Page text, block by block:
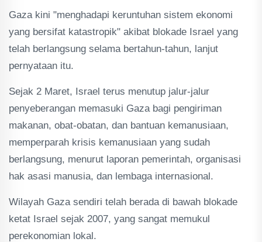
Gaza kini "menghadapi keruntuhan sistem ekonomi
yang bersifat katastropik" akibat blokade Israel yang
telah berlangsung selama bertahun-tahun, lanjut
pernyataan itu.
Sejak 2 Maret, Israel terus menutup jalur-jalur
penyeberangan memasuki Gaza bagi pengiriman
makanan, obat-obatan, dan bantuan kemanusiaan,
memperparah krisis kemanusiaan yang sudah
berlangsung, menurut laporan pemerintah, organisasi
hak asasi manusia, dan lembaga internasional.
Wilayah Gaza sendiri telah berada di bawah blokade
ketat Israel sejak 2007, yang sangat memukul
perekonomian lokal.